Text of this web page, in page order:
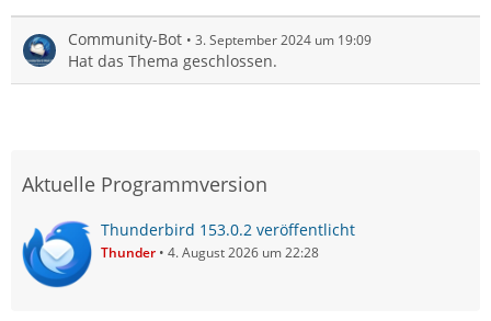
Community-Bot 3. September 2024 um 19:09
Hat das Thema geschlossen.
Aktuelle Programmversion
Thunderbird 153.0.2 veröffentlicht
Thunder 4. August 2026 um 22:28